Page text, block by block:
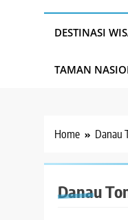
DESTINASI
TAMAN
Home Danau
Danau